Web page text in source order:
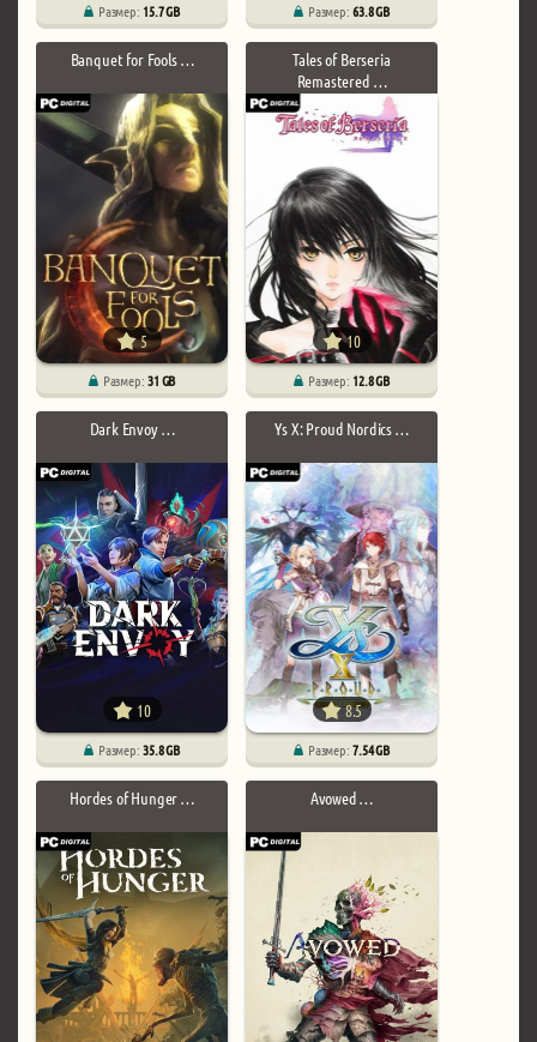
Размер: 15.7 GB Размер:63.8 GB
Banquet for Fools …
5
Размер:31 GB
Tales of Berseria
Remastered …
10
Размер: 12.8 GB
Dark Envoy …
10
Размер:35.8 GB
Ys X: Proud Nordics …
8.5
Размер:7.54 GB
Hordes of Hunger … Avowed …